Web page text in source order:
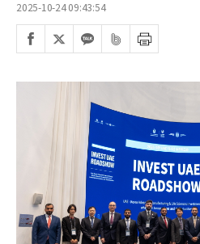
2025-10-24 09:43:54